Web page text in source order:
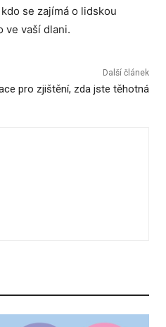
se zajímá o lidskou
ve vaší dlani.
Další článek
pro zjištění, zda jste těhotná